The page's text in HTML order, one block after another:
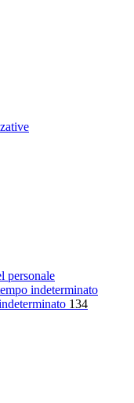
personale
indeterminato
134